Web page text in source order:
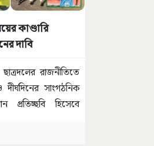
কাণ্ডারি
দাবি
রাজনীতিতে
সাংগঠনিক
প্রতিচ্ছবি হিসেবে